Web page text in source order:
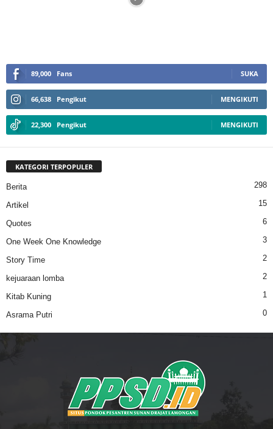
89,000 Fans SUKA
66,638 Pengikut MENGIKUTI
22,300 Pengikut MENGIKUTI
KATEGORI TERPOPULER
Berita 298
Artikel 15
Quotes 6
One Week One Knowledge 3
Story Time 2
kejuaraan lomba 2
Kitab Kuning 1
Asrama Putri 0